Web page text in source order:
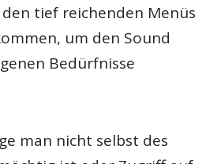
tief reichenden Menüs
um den Sound
Bedürfnisse
man nicht selbst des